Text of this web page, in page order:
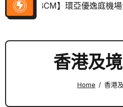
【BCM】環亞優逸庭機
香港及
Home 香港